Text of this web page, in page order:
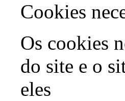
Cookies
Os cookies
do site e o
eles